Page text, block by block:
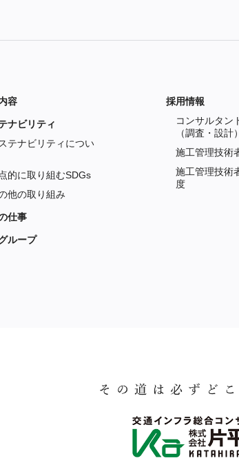
容
ナビリティ
テナビリティについ
的に取り組むSDGs
他の取り組み
仕事
ループ
採用情報
コンサルタン
（調査・設計）
施工管理技術
施工管理技術
度